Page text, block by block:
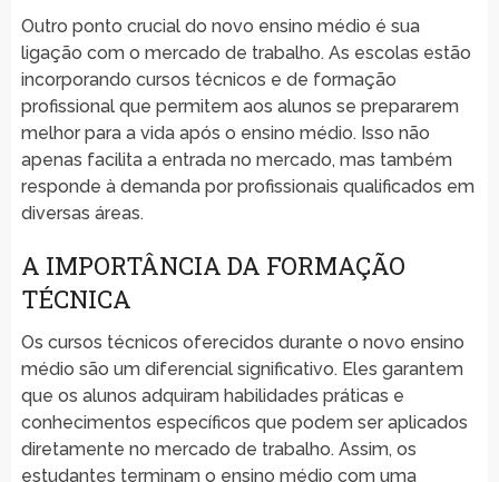
Outro ponto crucial do novo ensino médio é sua
ligação com o mercado de trabalho. As escolas estão
incorporando cursos técnicos e de formação
profissional que permitem aos alunos se prepararem
melhor para a vida após o ensino médio. Isso não
apenas facilita a entrada no mercado, mas também
responde à demanda por profissionais qualificados em
diversas áreas.
A IMPORTÂNCIA DA FORMAÇÃO
TÉCNICA
Os cursos técnicos oferecidos durante o novo ensino
médio são um diferencial significativo. Eles garantem
que os alunos adquiram habilidades práticas e
conhecimentos específicos que podem ser aplicados
diretamente no mercado de trabalho. Assim, os
estudantes terminam o ensino médio com uma